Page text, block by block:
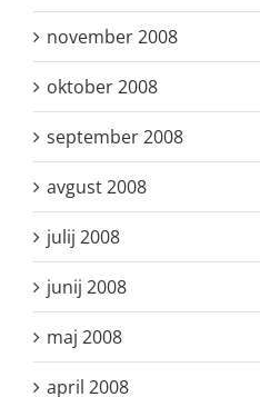
november 2008
oktober 2008
september 2008
avgust 2008
julij 2008
junij 2008
maj 2008
april 2008